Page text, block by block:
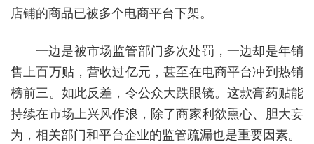
店铺的商品已被多个电商平台下架。
一边是被市场监管部门多次处罚，一边却是年销
售上百万贴，营收过亿元，甚至在电商平台冲到热销
榜前三。如此反差，令公众大跌眼镜。这款膏药贴能
持续在市场上兴风作浪，除了商家利欲熏心、胆大妄
为，相关部门和平台企业的监管疏漏也是重要因素。